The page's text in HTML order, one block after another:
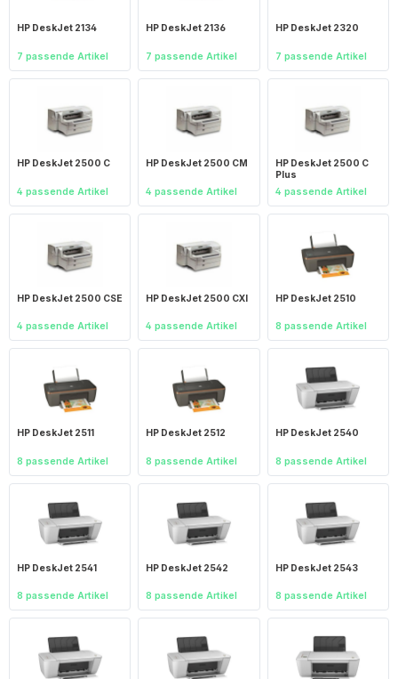
HP DeskJet 2134
7 passende Artikel
HP DeskJet 2136
7 passende Artikel
HP DeskJet 2320
7 passende Artikel
HP DeskJet 2500 C
4 passende Artikel
HP DeskJet 2500 CM
4 passende Artikel
HP DeskJet 2500 C
Plus
4 passende Artikel
HP DeskJet 2500 CSE
4 passende Artikel
HP DeskJet 2500 CXI
4 passende Artikel
HP DeskJet 2510
8 passende Artikel
HP DeskJet 2511
8 passende Artikel
HP DeskJet 2512
8 passende Artikel
HP DeskJet 2540
8 passende Artikel
HP DeskJet 2541
8 passende Artikel
HP DeskJet 2542
8 passende Artikel
HP DeskJet 2543
8 passende Artikel